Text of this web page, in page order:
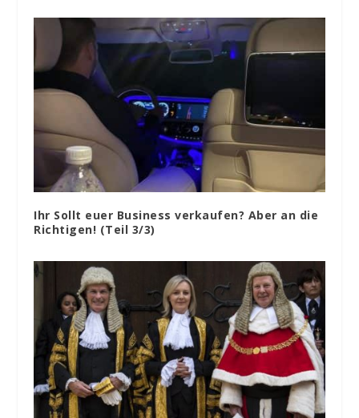
Ihr Sollt euer Business verkaufen? Aber an die
Richtigen! (Teil 3/3)